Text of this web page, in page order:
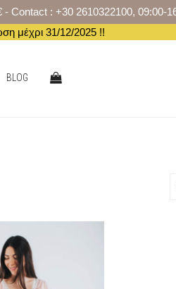
Contact : +30 2610322100, 09:00-
μέχρι 31/12/2025 !!
BLOG ΑΓΟΡΆ